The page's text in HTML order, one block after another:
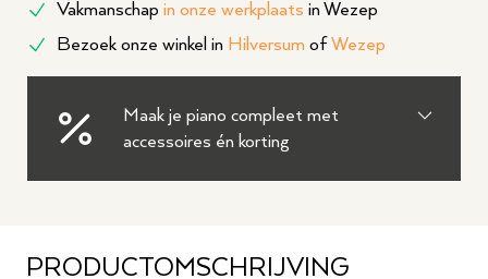
Vakmanschap in onze werkplaats in Wezep
Bezoek onze winkel in Hilversum of Wezep
Maak je piano compleet met
accessoires én korting
PRODUCTOMSCHRIJVING